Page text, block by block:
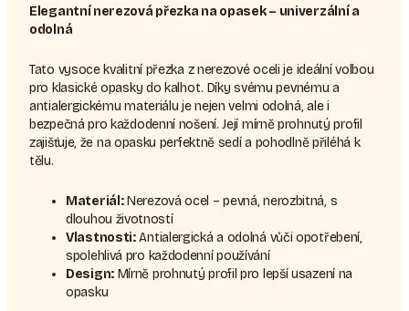
Elegantní nerezová přezka na opasek – univerzální a
odolná
Tato vysoce kvalitní přezka z nerezové oceli je ideální volbou
pro klasické opasky do kalhot. Díky svému pevnému a
antialergickému materiálu je nejen velmi odolná, ale i
bezpečná pro každodenní nošení. Její mírně prohnutý profil
zajišťuje, že na opasku perfektně sedí a pohodlně přiléhá k
tělu.
Materiál:Nerezová ocel – pevná, nerozbitná, s
dlouhou životností
Vlastnosti:Antialergická a odolná vůči opotřebení,
spolehlivá pro každodenní používání
Design:Mírně prohnutý profil pro lepší usazení na
opasku